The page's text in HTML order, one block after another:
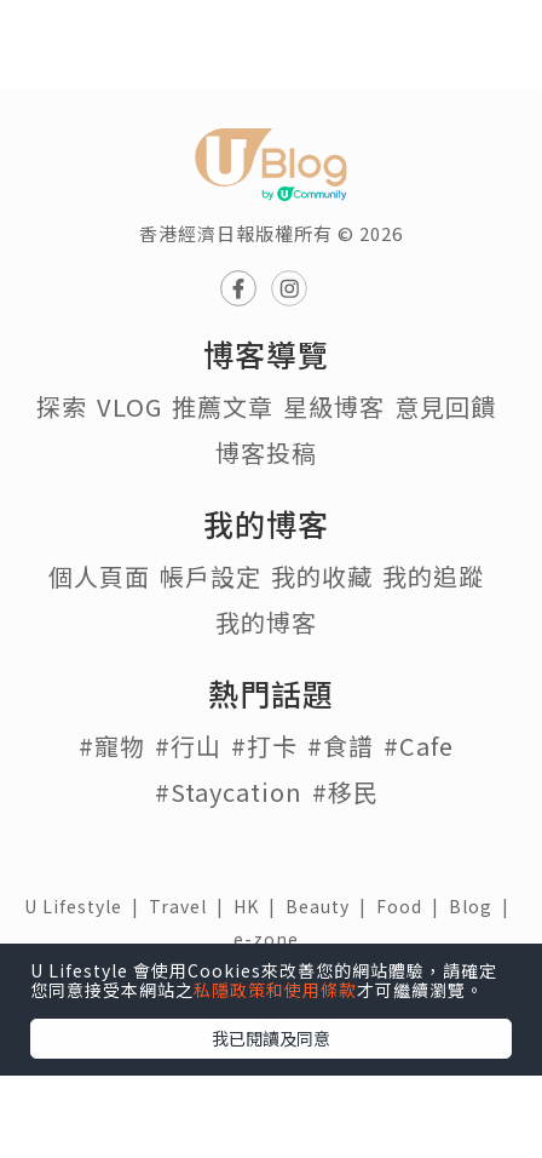
香港經濟日報版權所有 © 2026
博客導覽
探索 VLOG 推薦文章 星級博客 意見回饋
博客投稿
我的博客
個人頁面 帳戶設定 我的收藏 我的追蹤
我的博客
熱門話題
#寵物 #行山 #打卡 #食譜 #Cafe
#Staycation #移民
U Lifestyle | Travel | HK | Beauty | Food | Blog |
e-zone
關於我們 |免責聲明 |使用條款 |私隱政策 |招聘人才 |
聯絡我們
下載 U Lifestyle應用程式
U Lifestyle 會使用Cookies來改善您的網站體驗，請確定
您同意接受本網站之私隱政策和使用條款才可繼續瀏覽。
我已閱讀及同意